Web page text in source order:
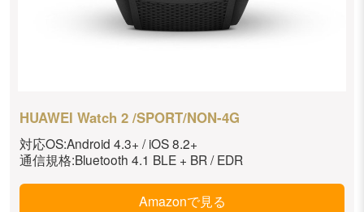
HUAWEI Watch 2 /SPORT/NON-4G
対応OS:Android 4.3+ / iOS 8.2+
通信規格:Bluetooth 4.1 BLE + BR / EDR
Amazonで見る